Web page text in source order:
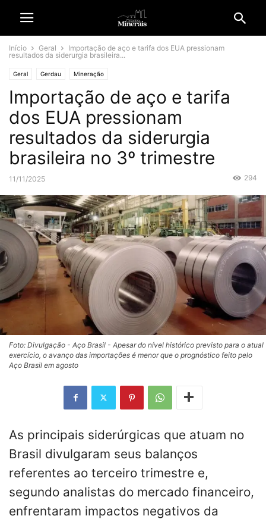
Início Geral
Importação de aço e tarifa dos EUA pressionam
resultados da siderurgia brasileira...
Geral Gerdau Mineração
Importação de aço e tarifa
dos EUA pressionam
resultados da siderurgia
brasileira no 3º trimestre
11/11/2025 294
Foto: Divulgação - Aço Brasil - Apesar do nível histórico previsto para o atual
exercício, o avanço das importações é menor que o prognóstico feito pelo
Aço Brasil em agosto
As principais siderúrgicas que atuam no
Brasil divulgaram seus balanços
referentes ao terceiro trimestre e,
segundo analistas do mercado financeiro,
enfrentaram impactos negativos da